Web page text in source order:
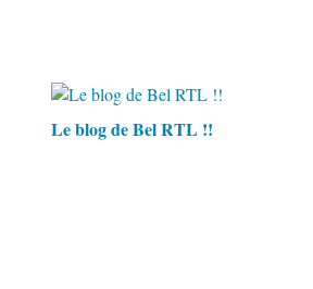
Le blog de Bel RTL !!